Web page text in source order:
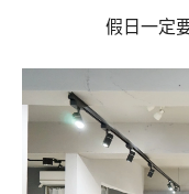
假日一定